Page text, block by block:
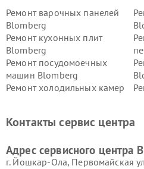
Ремонт варочных панелей
Blomberg
Ремонт кухонных плит
Blomberg
Ремонт посудомоечных
машин Blomberg
Ремонт холодильных камер
Контакты сервис центра
Адрес сервисного центра
г. Йошкар-Ола, Первомайская